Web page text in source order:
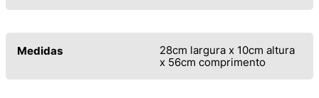
Medidas
28cm largura x 10cm altura
x 56cm comprimento